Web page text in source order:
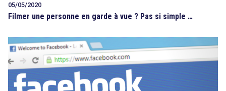
05/05/2020
Filmer une personne en garde à vue ? Pas si simple …